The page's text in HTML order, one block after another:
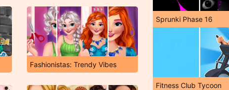
Fashionistas: Trendy Vibes
Sprunki Phase 16
Fitness Club Tycoon